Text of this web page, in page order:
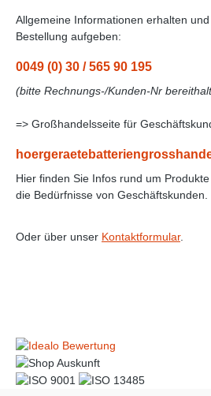
Allgemeine Informationen erhalten
Bestellung aufgeben:
0049 (0) 30 / 565 90 195
(bitte Rechnungs-/Kunden-Nr
=> Großhandelsseite für
Hier finden Sie Infos rund um
die Bedürfnisse von Geschäftskunden.
Oder über unser Kontaktformular.